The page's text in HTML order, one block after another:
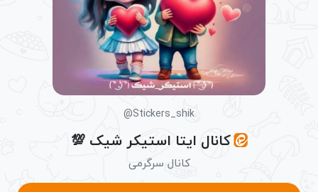
@Stickers_shik
کانال ایتا استیکر شیک 💯
کانال سرگرمی